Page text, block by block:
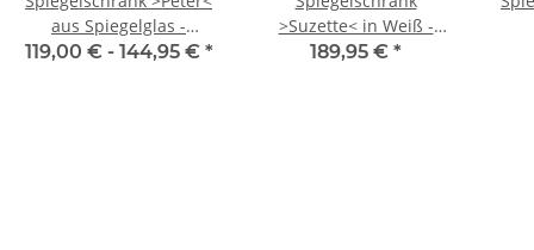
aus Spiegelglas -
60x68x20cm (BxHxT)
119,00 € - 144,95 € *
>Suzette< in Weiß -
80x67x20cm (BxHxT)
189,95 € *